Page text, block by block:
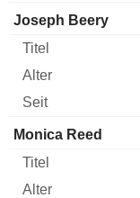
Joseph Beery
Monica Reed